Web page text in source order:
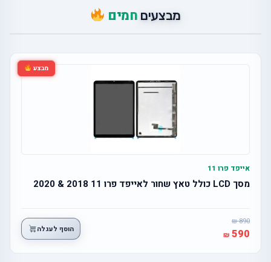
מבצעים חמים
מבצע
אייפד פרו 11
מסך LCD כולל טאץ שחור לאייפד פרו 11 2018 & 2020
890
590 הוסף לעגלה